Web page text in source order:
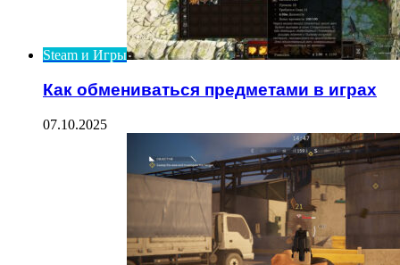
Steam и Игры
Как обмениваться предметами в играх
07.10.2025